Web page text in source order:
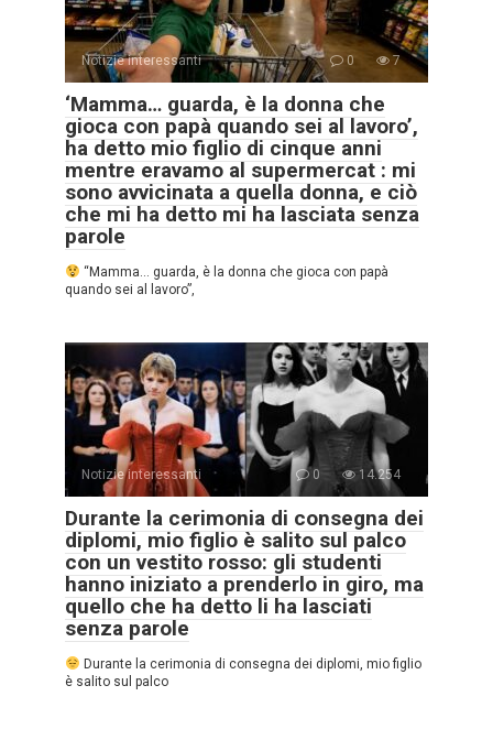
Notizie interessanti 0 7
‘Mamma… guarda, è la donna che
gioca con papà quando sei al lavoro’,
ha detto mio figlio di cinque anni
mentre eravamo al supermercat : mi
sono avvicinata a quella donna, e ciò
che mi ha detto mi ha lasciata senza
parole
“Mamma… guarda, è la donna che gioca con papà
quando sei al lavoro”,
Notizie interessanti 0 14.254
Durante la cerimonia di consegna dei
diplomi, mio figlio è salito sul palco
con un vestito rosso: gli studenti
hanno iniziato a prenderlo in giro, ma
quello che ha detto li ha lasciati
senza parole
Durante la cerimonia di consegna dei diplomi, mio figlio
è salito sul palco